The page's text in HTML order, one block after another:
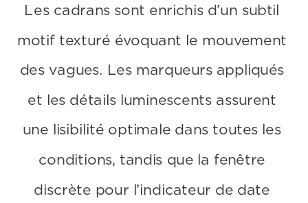
Les cadrans sont enrichis d’un subtil
motif texturé évoquant le mouvement
des vagues. Les marqueurs appliqués
et les détails luminescents assurent
une lisibilité optimale dans toutes les
conditions, tandis que la fenêtre
discrète pour l’indicateur de date